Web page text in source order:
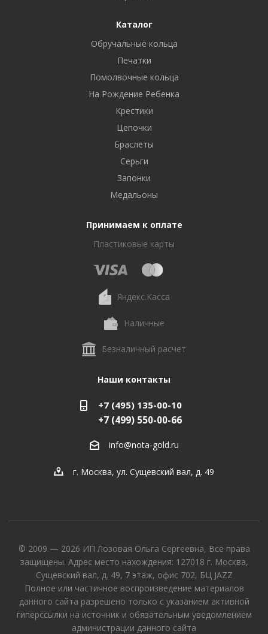
Каталог
Обручальные кольца
Печатки
Помолвочные кольца
На Рождение Ребенка
Крестики
Цепочки
Браслеты
Серьги
Запонки
Медальоны
Принимаем к оплате
Пластиковые карты
Яндекс.Касса
Наличные
Безналичный расчет
Наши контакты
+7 (495) 135-00-10
+7 (499) 550-00-66
info@nota-gold.ru
г. Москва, ул. Сущевский вал, д. 49
© 2009 — 2026 ИП Лозовая Ольга Сергеевна, Все права
защищены. Адрес место нахождения: 127018 г. Москва,
Сущевский вал, д. 49, 7 этаж, офис 702, БЦ JAZZ
Полное или частичное воспроизведение материалов
данного сайта разрешено только с указанием активной
гиперссылки на источник и обязательным уведомлением
администрации данного сайта